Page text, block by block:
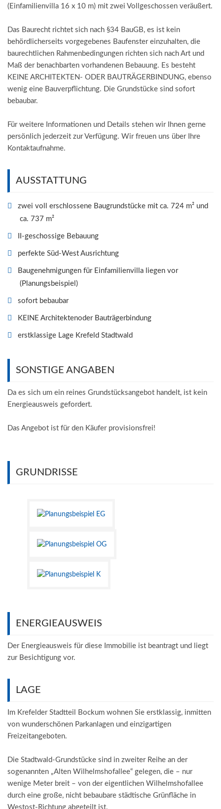
(Einfamilienvilla 16 x 10 m) mit zwei Vollgeschossen veräußert.
Das Baurecht richtet sich nach §34 BauGB, es ist kein
behördlicherseits vorgegebenes Baufenster einzuhalten, die
baurechtlichen Rahmenbedingungen richten sich nach Art und
Maß der benachbarten vorhandenen Bebauung. Es besteht
KEINE ARCHITEKTEN- ODER BAUTRÄGERBINDUNG, ebenso
wenig eine Bauverpflichtung. Die Grundstücke sind sofort
bebaubar.
Für weitere Informationen und Details stehen wir Ihnen gerne
persönlich jederzeit zur Verfügung. Wir freuen uns über Ihre
Kontaktaufnahme.
AUSSTATTUNG
zwei voll erschlossene Baugrundstücke mit ca. 724 m² und
ca. 737 m²
II-geschossige Bebauung
perfekte Süd-West Ausrichtung
Baugenehmigungen für Einfamilienvilla liegen vor
(Planungsbeispiel)
sofort bebaubar
KEINE Architektenoder Bauträgerbindung
erstklassige Lage Krefeld Stadtwald
SONSTIGE ANGABEN
Da es sich um ein reines Grundstücksangebot handelt, ist kein
Energieausweis gefordert.
Das Angebot ist für den Käufer provisionsfrei!
GRUNDRISSE
ENERGIEAUSWEIS
Der Energieausweis für diese Immobilie ist beantragt und liegt
zur Besichtigung vor.
LAGE
Im Krefelder Stadtteil Bockum wohnen Sie erstklassig, inmitten
von wunderschönen Parkanlagen und einzigartigen
Freizeitangeboten.
Die Stadtwald-Grundstücke sind in zweiter Reihe an der
sogenannten „Alten Wilhelmshofallee“ gelegen, die – nur
wenige Meter breit – von der eigentlichen Wilhelmshofallee
durch eine große, nicht bebaubare städtische Grünfläche in
Westost-Richtung abgeteilt ist.